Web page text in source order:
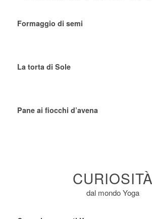
Formaggio di semi
La torta di Sole
Pane ai fiocchi d’avena
CURIOSITÀ
dal mondo Yoga